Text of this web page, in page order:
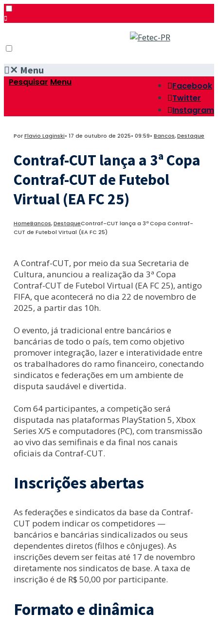
✕ Menu
Pesquisar Menu
Facebook
Twitter
Instagram
PorFlavio Laginski• 17 de outubro de 2025• 09:59• Bancos,Destaque
Contraf-CUT lança a 3ª Copa
Contraf-CUT de Futebol
Virtual (EA FC 25)
HomeBancos,DestaqueContraf-CUT lança a 3ª Copa Contraf-
CUT de Futebol Virtual (EA FC 25)
A Contraf-CUT, por meio da sua Secretaria de
Cultura, anunciou a realização da 3ª Copa
Contraf-CUT de Futebol Virtual (EA FC 25), antigo
FIFA, que acontecerá no dia 22 de novembro de
2025, a partir das 10h.
O evento, já tradicional entre bancários e
bancárias de todo o país, tem como objetivo
promover integração, lazer e interatividade entre
os trabalhadores do ramo financeiro, conectando
sindicatos e federações em um ambiente de
disputa saudável e divertida.
Com 64 participantes, a competição será
disputada nas plataformas PlayStation 5, Xbox
Series X/S e computadores (PC), com transmissão
ao vivo das semifinais e da final nos canais
oficiais da Contraf-CUT.
Inscrições abertas
As federações e sindicatos da base da Contraf-
CUT podem indicar os competidores —
bancários e bancárias sindicalizados ou seus
dependentes diretos (filhos e cônjuges). As
inscrições devem ser feitas até 17 de novembro
diretamente nos sindicatos de base. A taxa de
inscrição é de R$ 50,00 por participante.
Formato e dinâmica